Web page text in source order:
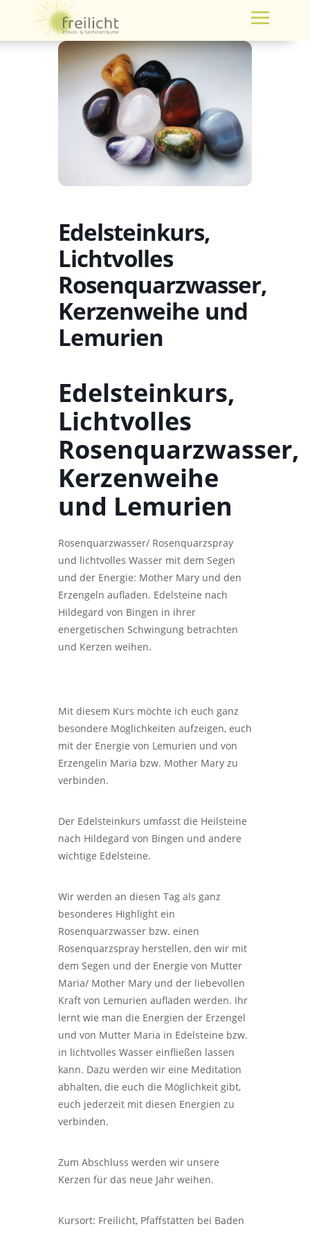
Edelsteinkurs,
Lichtvolles
Rosenquarzwasser,
Kerzenweihe und
Lemurien
Edelsteinkurs,
Lichtvolles
Rosenquarzwasser,
Kerzenweihe
und Lemurien
Rosenquarzwasser/ Rosenquarzspray
und lichtvolles Wasser mit dem Segen
und der Energie: Mother Mary und den
Erzengeln aufladen. Edelsteine nach
Hildegard von Bingen in ihrer
energetischen Schwingung betrachten
und Kerzen weihen.
Mit diesem Kurs möchte ich euch ganz
besondere Möglichkeiten aufzeigen, euch
mit der Energie von Lemurien und von
Erzengelin Maria bzw. Mother Mary zu
verbinden.
Der Edelsteinkurs umfasst die Heilsteine
nach Hildegard von Bingen und andere
wichtige Edelsteine.
Wir werden an diesen Tag als ganz
besonderes Highlight ein
Rosenquarzwasser bzw. einen
Rosenquarzspray herstellen, den wir mit
dem Segen und der Energie von Mutter
Maria/ Mother Mary und der liebevollen
Kraft von Lemurien aufladen werden. Ihr
lernt wie man die Energien der Erzengel
und von Mutter Maria in Edelsteine bzw.
in lichtvolles Wasser einfließen lassen
kann. Dazu werden wir eine Meditation
abhalten, die euch die Möglichkeit gibt,
euch jederzeit mit diesen Energien zu
verbinden.
Zum Abschluss werden wir unsere
Kerzen für das neue Jahr weihen.
Kursort: Freilicht, Pfaffstätten bei Baden